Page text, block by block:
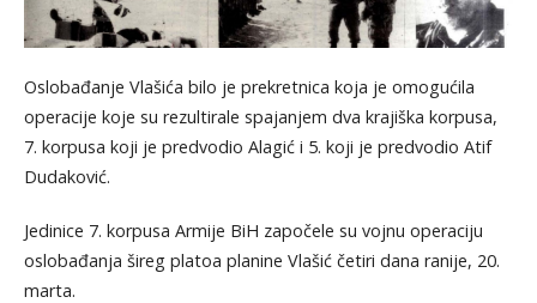
Oslobađanje Vlašića bilo je prekretnica koja je omogućila
operacije koje su rezultirale spajanjem dva krajiška korpusa,
7. korpusa koji je predvodio Alagić i 5. koji je predvodio Atif
Dudaković.
Jedinice 7. korpusa Armije BiH započele su vojnu operaciju
oslobađanja šireg platoa planine Vlašić četiri dana ranije, 20.
marta.